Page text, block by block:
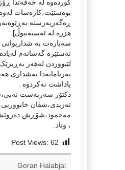
کوردەوە لە خەفەتدا
بوەستێت،کارەسات
ڕەگەزپەرستە
هزرە لە ئەستەنبوڵ].
سەبارەت بە
ئەستێرە گەشانەم
لێبووردن لەهەر
بەرنامانەدا بەشداری
یاداشت نەکردوە .
دکتۆر سەربەست
ئەزیدی،شڤان
مەحمود،شۆڕش
، وتاد.
Post Views: 62
Goran Halabjai